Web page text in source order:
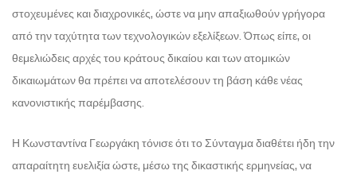
στοχευμένες και διαχρονικές, ώστε να μην απαξιωθούν γρήγορα
από την ταχύτητα των τεχνολογικών εξελίξεων. Όπως είπε, οι
θεμελιώδεις αρχές του κράτους δικαίου και των ατομικών
δικαιωμάτων θα πρέπει να αποτελέσουν τη βάση κάθε νέας
κανονιστικής παρέμβασης.
Η Κωνσταντίνα Γεωργάκη τόνισε ότι το Σύνταγμα διαθέτει ήδη την
απαραίτητη ευελιξία ώστε, μέσω της δικαστικής ερμηνείας, να